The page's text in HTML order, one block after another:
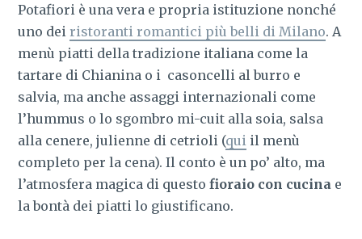
Potafiori è una vera e propria istituzione nonché
uno dei ristoranti romantici più belli di Milano. A
menù piatti della tradizione italiana come la
tartare di Chianina o i casoncelli al burro e
salvia, ma anche assaggi internazionali come
l’hummus o lo sgombro mi-cuit alla soia, salsa
alla cenere, julienne di cetrioli (qui il menù
completo per la cena). Il conto è un po’ alto, ma
l’atmosfera magica di questofioraio con cucina e
la bontà dei piatti lo giustificano.